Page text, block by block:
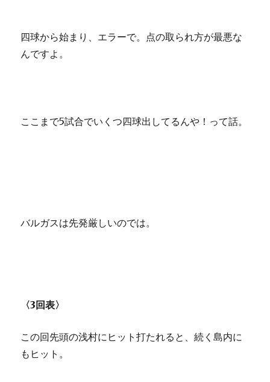
四球から始まり、エラーで。点の取られ方が最悪な
んですよ。
ここまで5試合でいくつ四球出してるんや！って話。
バルガスは先発厳しいのでは。
〈3回表〉
この回先頭の浅村にヒット打たれると、続く島内に
もヒット。